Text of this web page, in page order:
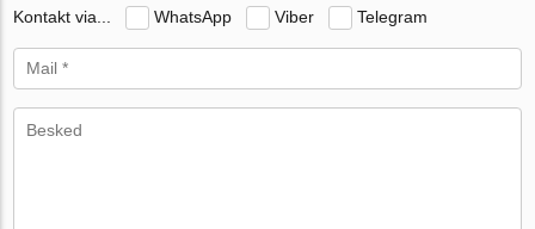
Kontakt via... WhatsApp Viber Telegram